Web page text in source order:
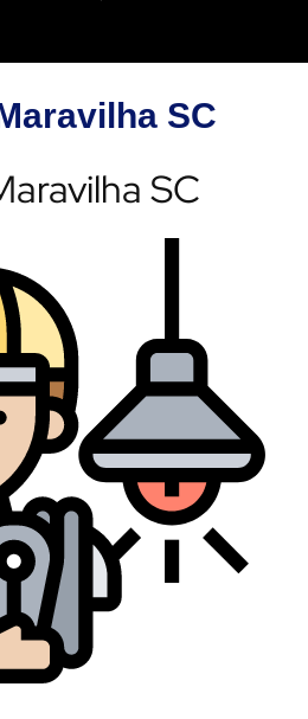
SC
SC